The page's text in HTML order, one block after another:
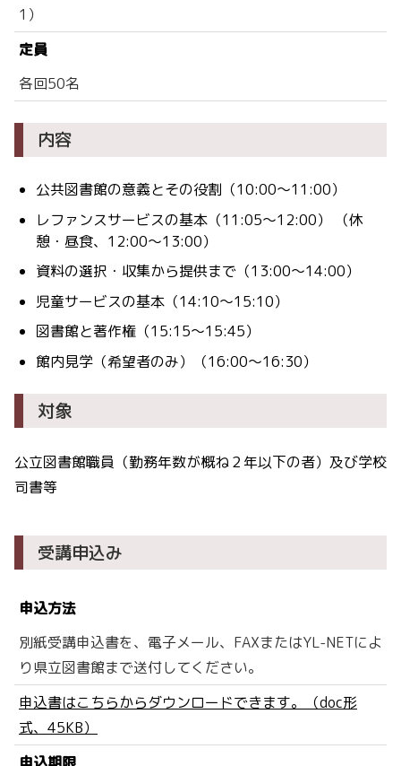
1）
定員
各回50名
内容
公共図書館の意義とその役割（10:00～11:00）
レファンスサービスの基本（11:05～12:00） （休
憩・昼食、12:00～13:00）
資料の選択・収集から提供まで（13:00～14:00）
児童サービスの基本（14:10～15:10）
図書館と著作権（15:15～15:45）
館内見学（希望者のみ）（16:00～16:30）
対象
公立図書館職員（勤務年数が概ね２年以下の者）及び学校
司書等
受講申込み
申込方法
別紙受講申込書を、電子メール、FAXまたはYL-NETによ
り県立図書館まで送付してください。
申込書はこちらからダウンロードできます。（doc形
式、45KB）